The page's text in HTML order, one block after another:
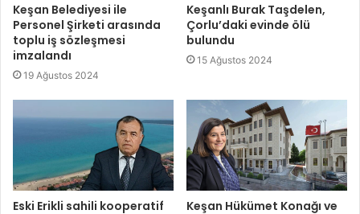
Keşan Belediyesi ile
Personel Şirketi arasında
toplu iş sözleşmesi
imzalandı
19 Ağustos 2024
Keşanlı Burak Taşdelen,
Çorlu’daki evinde ölü
bulundu
15 Ağustos 2024
Eski Erikli sahili kooperatif
Keşan Hükümet Konağı ve